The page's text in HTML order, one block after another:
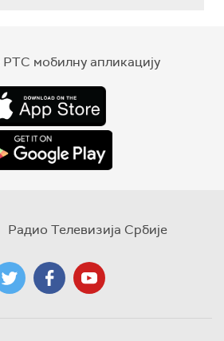
мобилну апликацију
Радио Телевизија Србије